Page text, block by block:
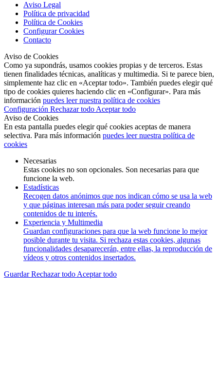
Aviso Legal
Política de privacidad
Política de Cookies
Configurar Cookies
Contacto
Aviso de Cookies
Como ya supondrás, usamos cookies propias y de terceros. Estas
tienen finalidades técnicas, analíticas y multimedia. Si te parece bien,
simplemente haz clic en «Aceptar todo». También puedes elegir qué
tipo de cookies quieres haciendo clic en «Configurar». Para más
información puedes leer nuestra política de cookies
Configuración Rechazar todo Aceptar todo
Aviso de Cookies
En esta pantalla puedes elegir qué cookies aceptas de manera
selectiva. Para más información puedes leer nuestra política de
cookies
Necesarias
Estas cookies no son opcionales. Son necesarias para que
funcione la web.
Estadísticas
Recogen datos anónimos que nos indican cómo se usa la web
y que páginas interesan más para poder seguir creando
contenidos de tu interés.
Experiencia y Multimedia
Guardan configuraciones para que la web funcione lo mejor
posible durante tu visita. Si rechaza estas cookies, algunas
funcionalidades desaparecerán, entre ellas, la reproducción de
vídeos y otros contenidos insertados.
GuardarRechazar todo Aceptar todo